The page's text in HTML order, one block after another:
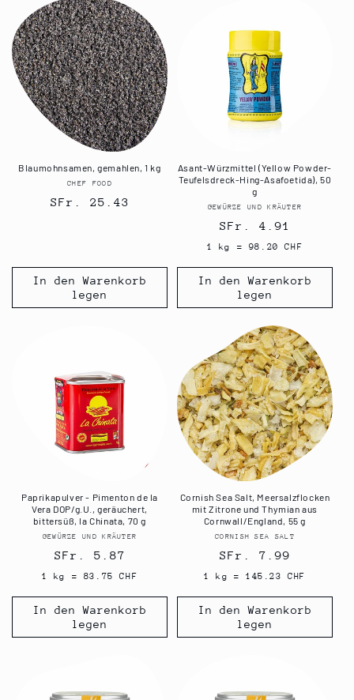
Blaumohnsamen, gemahlen, 1 kg
Anbieter:
CHEF FOOD
Normaler
SFr. 25.43
In den Warenkorb
legen
Asant-Würzmittel (Yellow Powder-
Teufelsdreck-Hing-Asafoetida), 50
g
Anbieter:
GEWÜRZE UND KRÄUTER
Normaler
Preis
SFr. 4.91
1 kg = 98.20 CHF
In den Warenkorb
legen
Paprikapulver - Pimenton de la
Vera DOP/g.U., geräuchert,
bittersüß, la Chinata, 70 g
Anbieter:
GEWÜRZE UND KRÄUTER
Normaler
Preis
SFr. 5.87
1 kg = 83.75 CHF
In den Warenkorb
legen
Cornish Sea Salt, Meersalzflocken
mit Zitrone und Thymian aus
Cornwall/England, 55 g
Anbieter:
CORNISH SEA SALT
Normaler
Preis
SFr. 7.99
1 kg = 145.23 CHF
In den Warenkorb
legen